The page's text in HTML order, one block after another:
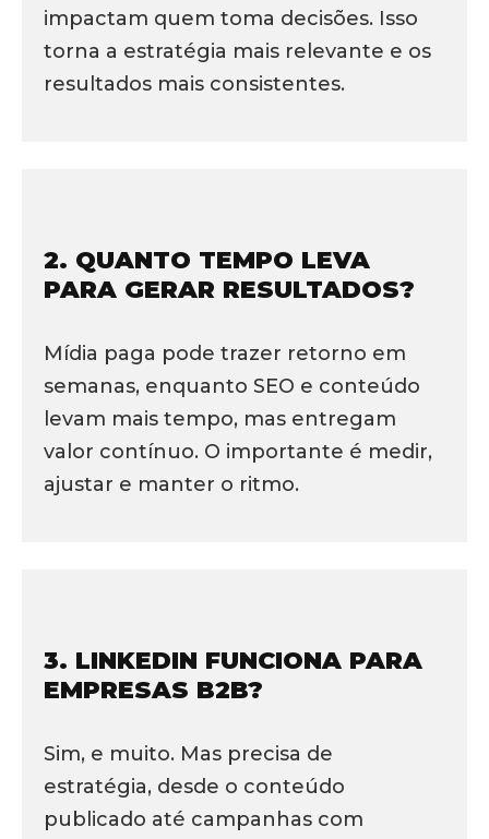
impactam quem toma decisões. Isso
torna a estratégia mais relevante e os
resultados mais consistentes.
2. QUANTO TEMPO LEVA
PARA GERAR RESULTADOS?
Mídia paga pode trazer retorno em
semanas, enquanto SEO e conteúdo
levam mais tempo, mas entregam
valor contínuo. O importante é medir,
ajustar e manter o ritmo.
3. LINKEDIN FUNCIONA PARA
EMPRESAS B2B?
Sim, e muito. Mas precisa de
estratégia, desde o conteúdo
publicado até campanhas com